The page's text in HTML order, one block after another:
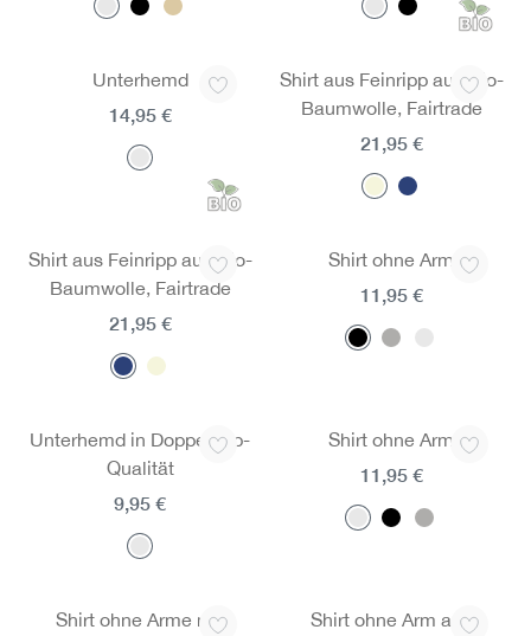
Unterhemd
14,95 €
Shirt aus Feinripp aus Bio-
Baumwolle, Fairtrade
21,95 €
Shirt aus Feinripp aus Bio-
Baumwolle, Fairtrade
21,95 €
Shirt ohne Arm
11,95 €
Unterhemd in Doppelripp-
Qualität
9,95 €
Shirt ohne Arm
11,95 €
Shirt ohne Arme mit
Shirt ohne Arm aus